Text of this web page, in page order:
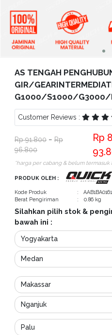
Kritik
Saran
AS TENGAH
GIR/
G1000/S1000/G3000/
Customer Reviews :
91.800 −
96.800
*harga per cabang & belum termasuk
PRODUK OLEH :
Kode Produk
:
Berat Pengiriman
: 0.86 kg
Silahkan pilih stok &
bawah ini :
Yogyakarta
Medan
Makassar
Nganjuk
Palu